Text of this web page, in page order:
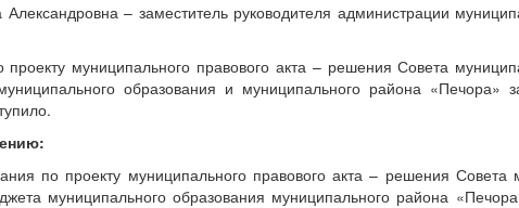
Александровна – заместитель руководителя администрации
муниципального правового акта – решения Совета
образования и муниципального района «Печора»
проекту муниципального правового акта – решения Совета
муниципального образования муниципального района